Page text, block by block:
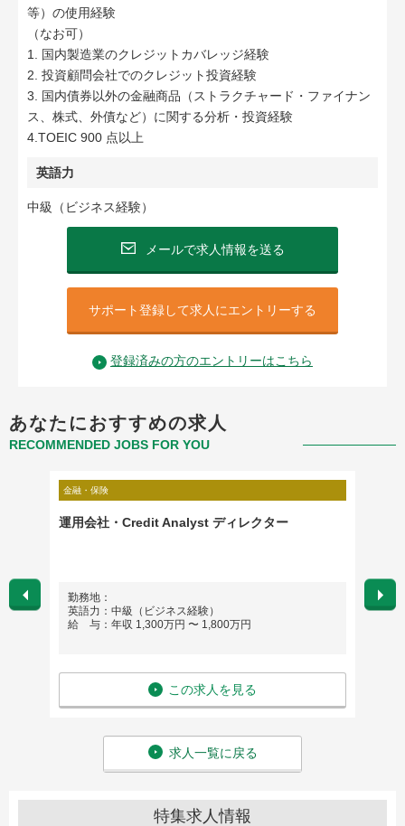
等）の使用経験
（なお可）
1. 国内製造業のクレジットカバレッジ経験
2. 投資顧問会社でのクレジット投資経験
3. 国内債券以外の金融商品（ストラクチャード・ファイナン
ス、株式、外債など）に関する分析・投資経験
4.TOEIC 900 点以上
英語力
中級（ビジネス経験）
メールで求人情報を送る
サポート登録して求人にエントリーする
登録済みの方のエントリーはこちら
あなたにおすすめの求人
RECOMMENDED JOBS FOR YOU
金融・保険
運用会社・Credit Analyst ディレクター
勤務地：
英語力：中級（ビジネス経験）
給 与：年収 1,300万円 〜 1,800万円
この求人を見る
勤務
英語
求人一覧に戻る
特集求人情報